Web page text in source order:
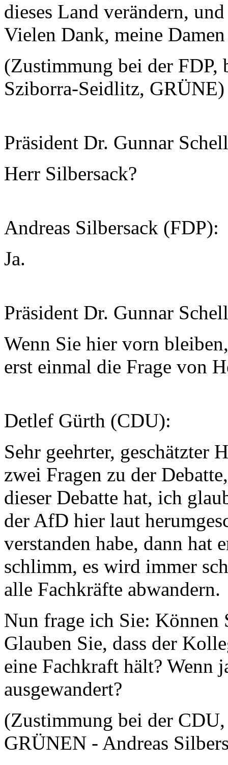
dieses Land verändern,
Vielen Dank, meine
(Zustimmung bei der FDP,
Sziborra-Seidlitz, GRÜNE)
Präsident Dr. Gunnar
Herr Silbersack?
Andreas Silbersack (FDP):
Ja.
Präsident Dr. Gunnar
Wenn Sie hier vorn
erst einmal die Frage von
Detlef Gürth (CDU):
Sehr geehrter, geschätzter
zwei Fragen zu der
dieser Debatte hat, ich
der AfD hier laut
verstanden habe, dann hat
schlimm, es wird immer
alle Fachkräfte abwandern.
Nun frage ich Sie: Können
Glauben Sie, dass der
eine Fachkraft hält? Wenn
ausgewandert?
(Zustimmung bei der
GRÜNEN - Andreas